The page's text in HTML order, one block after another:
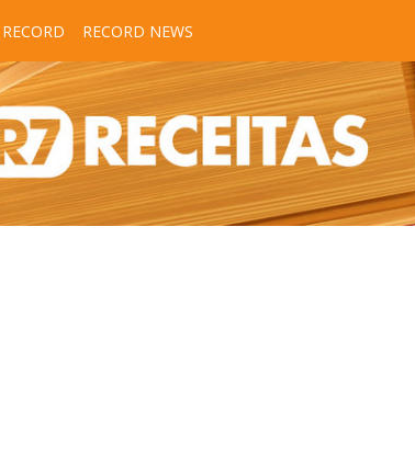
RECORD RECORD NEWS